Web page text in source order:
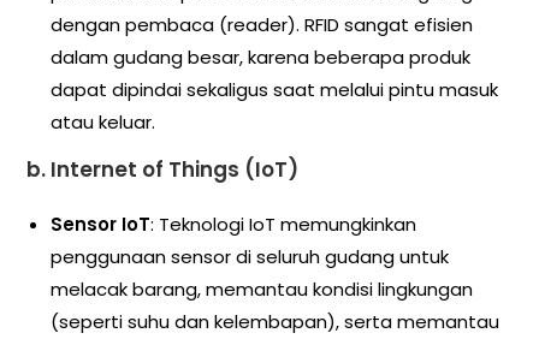
dengan pembaca (reader). RFID sangat efisien
dalam gudang besar, karena beberapa produk
dapat dipindai sekaligus saat melalui pintu masuk
atau keluar.
b. Internet of Things (IoT)
Sensor IoT: Teknologi IoT memungkinkan
penggunaan sensor di seluruh gudang untuk
melacak barang, memantau kondisi lingkungan
(seperti suhu dan kelembapan), serta memantau